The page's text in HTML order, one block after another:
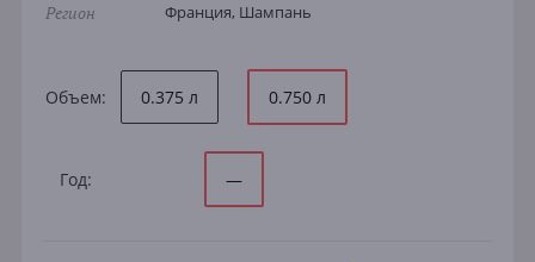
Регион Франция, Шампань
Объем: 0.375 л 0.750 л
Год: —